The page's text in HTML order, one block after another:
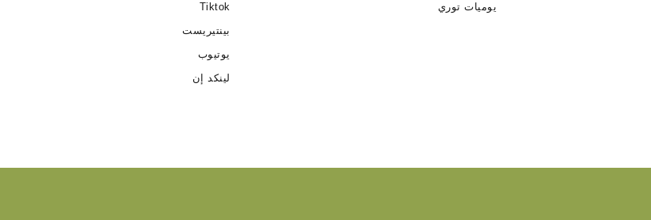
يوميات توري
Tiktok
بينتيريست
يوتيوب
لينكد إن